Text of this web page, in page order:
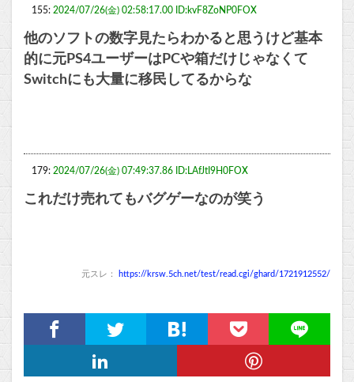
155: 2024/07/26(金) 02:58:17.00 ID:kvF8ZoNP0FOX
他のソフトの数字見たらわかると思うけど基本
的に元PS4ユーザーはPCや箱だけじゃなくて
Switchにも大量に移民してるからな
179: 2024/07/26(金) 07:49:37.86 ID:LAfJtI9H0FOX
これだけ売れてもバグゲーなのが笑う
元スレ： https://krsw.5ch.net/test/read.cgi/ghard/1721912552/